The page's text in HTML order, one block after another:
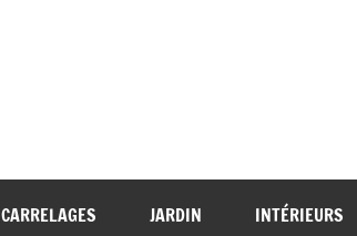
CARRELAGES JARDIN INTÉRIEURS